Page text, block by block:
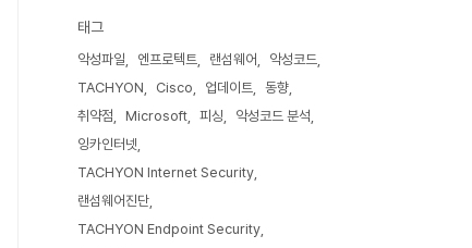
태그
악성파일 엔프로텍트 랜섬웨어
악성코드
TACHYON
Cisco 업데이트
동향
취약점
Microsoft 피싱
악성코드 분석
잉카인터넷
TACHYON Internet Security
랜섬웨어진단
TACHYON Endpoint Security